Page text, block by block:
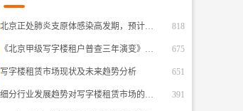
北京正处肺炎支原体感染高发期，预计下月达峰！ 818
《北京甲级写字楼租户普查三年演变》报告揭示市场变化趋势 675
写字楼租赁市场现状及未来趋势分析 651
细分行业发展趋势对写字楼租赁市场的影响？ 391